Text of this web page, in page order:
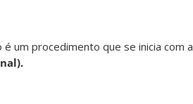
um procedimento que se inicia com a
.